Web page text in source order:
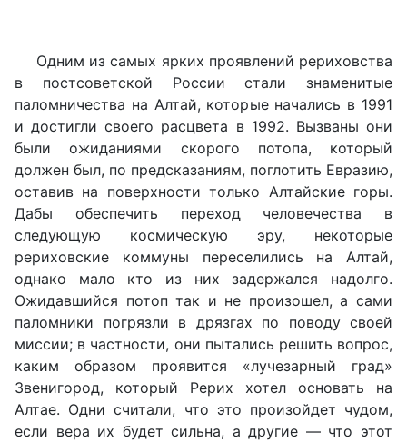
Одним из самых ярких проявлений рериховства
в постсоветской России стали знаменитые
паломничества на Алтай, которые начались в 1991
и достигли своего расцвета в 1992. Вызваны они
были ожиданиями скорого потопа, который
должен был, по предсказаниям, поглотить Евразию,
оставив на поверхности только Алтайские горы.
Дабы обеспечить переход человечества в
следующую космическую эру, некоторые
рериховские коммуны переселились на Алтай,
однако мало кто из них задержался надолго.
Ожидавшийся потоп так и не произошел, а сами
паломники погрязли в дрязгах по поводу своей
миссии; в частности, они пытались решить вопрос,
каким образом проявится «лучезарный град»
Звенигород, который Рерих хотел основать на
Алтае. Одни считали, что это произойдет чудом,
если вера их будет сильна, а другие — что этот